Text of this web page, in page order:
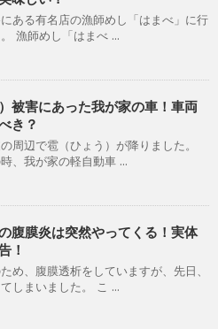
ある有名店の漁師めし「はまべ」に行
漁師めし「はまべ ...
被害にあった我が家の車！車両
き？
周辺で雹（ひょう）が降りました。
、我が家の軽自動車 ...
腹膜炎は突然やってくる！実体
！
め、腹膜透析をしていますが、先日、
しまいました。 こ ...